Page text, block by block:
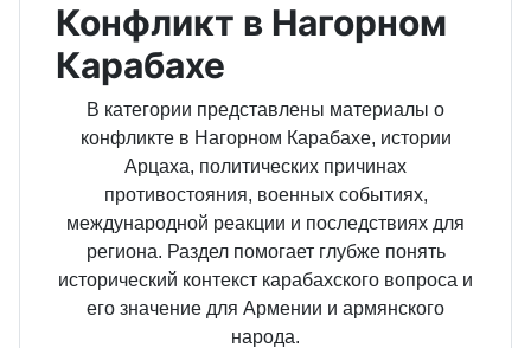
Конфликт в Нагорном
Карабахе
В категории представлены материалы о
конфликте в Нагорном Карабахе, истории
Арцаха, политических причинах
противостояния, военных событиях,
международной реакции и последствиях для
региона. Раздел помогает глубже понять
исторический контекст карабахского вопроса и
его значение для Армении и армянского
народа.